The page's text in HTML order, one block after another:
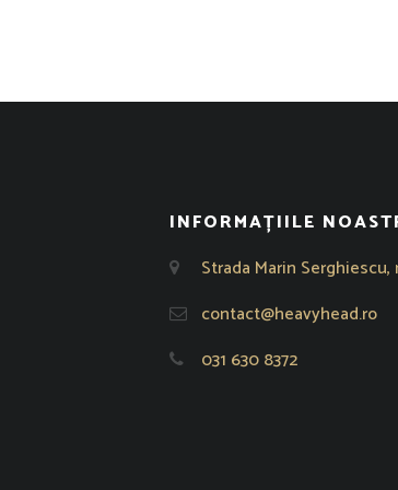
INFORMAȚIILE
Strada Marin Serghiescu,
contact@heavyhead.ro
031 630 8372